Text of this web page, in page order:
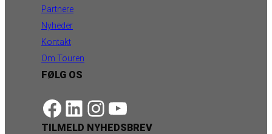
Partnere
Nyheder
Kontakt
Om Touren
FØLG OS
https://www.facebook.com/danishbeachvolleytour LinkedIn Instagram YouTube
TILMELD NYHEDSBREV